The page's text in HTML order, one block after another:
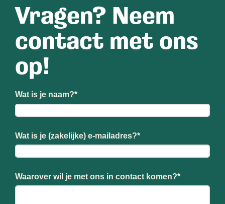
Vragen? Neem
contact met ons
op!
Wat is je naam?*
Wat is je (zakelijke) e-mailadres?*
Waarover wil je met ons in contact komen?*